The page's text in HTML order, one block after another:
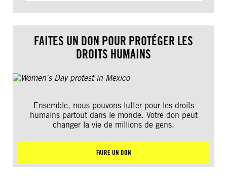
FAITES UN DON POUR PROTÉGER LES
DROITS HUMAINS
Ensemble, nous pouvons lutter pour les droits
humains partout dans le monde. Votre don peut
changer la vie de millions de gens.
FAIRE UN DON